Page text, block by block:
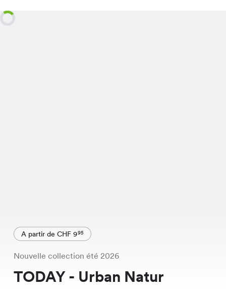
A partir de CHF 995
Nouvelle collection été 2026
TODAY - Urban Natur